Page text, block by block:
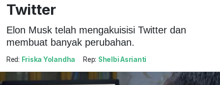
Twitter
Elon Musk telah mengakuisisi Twitter dan
membuat banyak perubahan.
Red: Friska Yolandha Rep: Shelbi Asrianti